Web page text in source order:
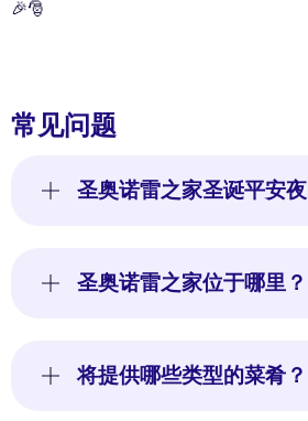
🎉🎅
常见问题
圣奥诺雷之家圣诞平安
圣奥诺雷之家位于哪里？
将提供哪些类型的菜肴？